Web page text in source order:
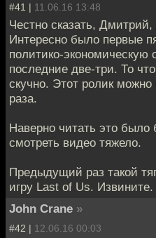
#41 | 11.06.16 13:48
Честно сказать,
Интересно было первые
политико-
последние две-три. То
скучно. Этот ролик
раза.
Наверно читать это
смотреть видео тяжело.
Предыдущий раз такой
игру Last of Us. Извините.
John Crane »
#42 | 12.06.16 00:03